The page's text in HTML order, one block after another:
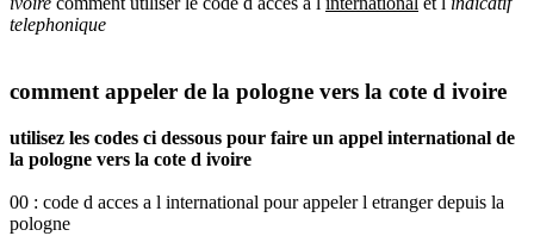
telephonique
comment appeler de la pologne vers la cote d ivoire
utilisez les codes ci dessous pour faire un appel international de
la pologne vers la cote d ivoire
00 : code d acces a l international pour appeler l etranger depuis la
pologne